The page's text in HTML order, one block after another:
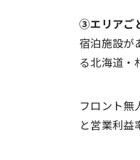
③エリアご
宿泊施設が
る北海道・
フロント無
と営業利益